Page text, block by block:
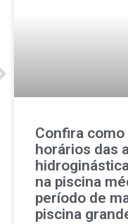
Confira
horários das
na piscina
período de
piscina